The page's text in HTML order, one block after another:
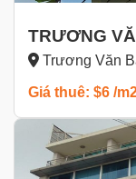
TRƯƠNG
Trương Văn
Giá thuê: $6 /